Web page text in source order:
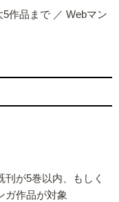
作品まで ／ Webマン
刊が5巻以内、もしく
ガ作品が対象